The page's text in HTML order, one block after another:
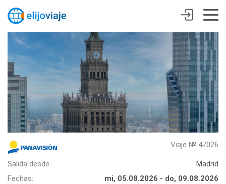
Viaje № 47026
Salida desde:
Madrid
Fechas:
mi, 05.08.2026 - do, 09.08.2026